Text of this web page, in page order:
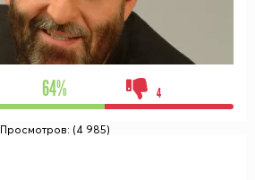
64% 4
Просмотров: (4 985)